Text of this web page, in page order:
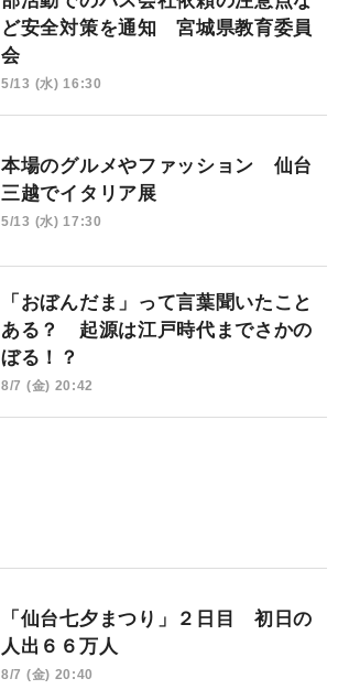
ど安全対策を通知 宮城県教育委員
会
5/13 (水) 16:30
本場のグルメやファッション 仙台
三越でイタリア展
5/13 (水) 17:30
「おぼんだま」って言葉聞いたこと
ある？ 起源は江戸時代までさかの
ぼる！？
8/7 (金) 20:42
「仙台七夕まつり」２日目 初日の
人出６６万人
8/7 (金) 20:40